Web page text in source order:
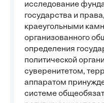
исследование
государства и
краеугольными
организованного
определения
политической
суверенитетом,
аппаратом
системе